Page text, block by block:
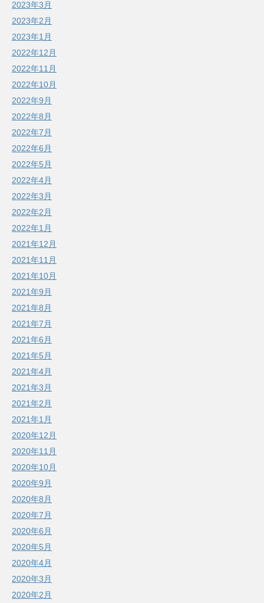
2023年3月
2023年2月
2023年1月
2022年12月
2022年11月
2022年10月
2022年9月
2022年8月
2022年7月
2022年6月
2022年5月
2022年4月
2022年3月
2022年2月
2022年1月
2021年12月
2021年11月
2021年10月
2021年9月
2021年8月
2021年7月
2021年6月
2021年5月
2021年4月
2021年3月
2021年2月
2021年1月
2020年12月
2020年11月
2020年10月
2020年9月
2020年8月
2020年7月
2020年6月
2020年5月
2020年4月
2020年3月
2020年2月